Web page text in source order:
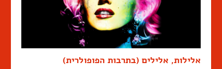
אלילות, אלילים (בתרבות הפופולרית)